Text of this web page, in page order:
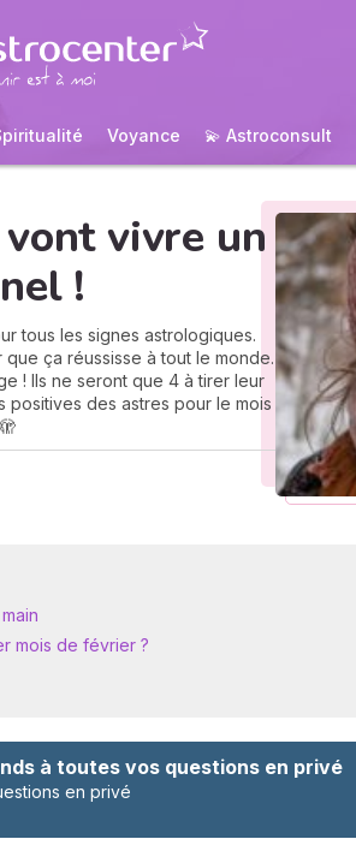
Voyance 💫 Astroconsult
vivre un
!
tous les signes astrologiques.
ça réussisse à tout le monde.
! Ils ne seront que 4 à tirer leur
positives des astres pour le mois
mois de février ?
à toutes vos questions en privé
en privé